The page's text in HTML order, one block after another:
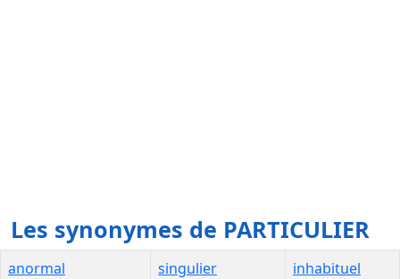
Les synonymes de PARTICULIER
anormal singulier
inhabituel